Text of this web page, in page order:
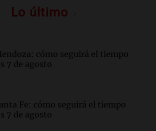
Lo último
cómo seguirá el tiempo
7 de agosto
Fe: cómo seguirá el tiempo
7 de agosto